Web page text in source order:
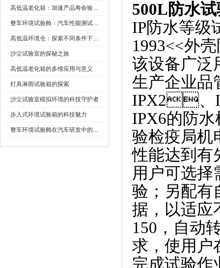
高低温老化箱：加速产品寿命验证的可靠伙伴
整车环境试验舱：汽车性能测试的设备
高低温环境仓：探索不同条件下的科学奥秘
沙尘试验室的探秘之旅
高低温老化箱的多维应用与意义
灯具淋雨试验箱的探索
沙尘试验室模拟环境的科技守护者
步入式环境试验箱的科技魅力
整车环境试验舱在汽车研发中的作用
500L防水
IP防水等级
1993<<外
该设备广泛
生产企业
IPX2
IPX6的防水
验检疫局机
性能达到有先
用户可选择
验；另
据，以适
150，自
求，
完成试验作